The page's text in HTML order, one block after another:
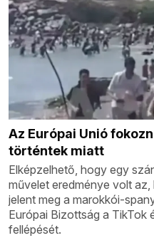
Az Európai Unió
történtek miatt
Elképzelhető, hogy egy
művelet eredménye volt
jelent meg a marokkói-
Európai Bizottság a TikTok
fellépését.